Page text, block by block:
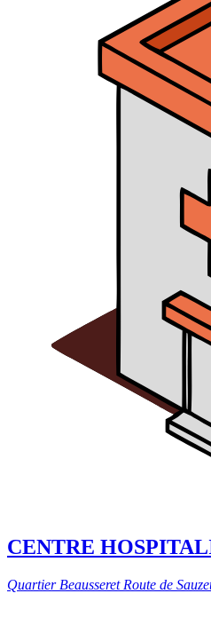
CENTRE
Quartier Beausseret Route de